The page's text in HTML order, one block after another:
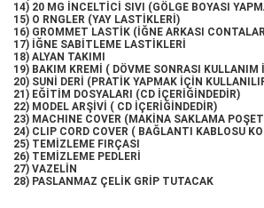
14) 20 MG İNCELTİCİ SIVI (GÖLGE BOYASI
15) O RNGLER (YAY LASTİKLERİ)
16) GROMMET LASTİK (İĞNE ARKASI
17) İĞNE SABİTLEME LASTİKLERİ
18) ALYAN TAKIMI
19) BAKIM KREMİ ( DÖVME SONRASI KULLANIM
20) SUNİ DERİ (PRATİK YAPMAK İÇİN
21) EĞİTİM DOSYALARI (CD İÇERİĞİNDEDİR)
22) MODEL ARŞİVİ ( CD İÇERİĞİNDEDİR)
23) MACHINE COVER (MAKİNA SAKLAMA POŞETİ
24) CLIP CORD COVER ( BAĞLANTI KABLOSU
25) TEMİZLEME FIRÇASI
26) TEMİZLEME PEDLERİ
27) VAZELİN
28) PASLANMAZ ÇELİK GRİP TUTACAK